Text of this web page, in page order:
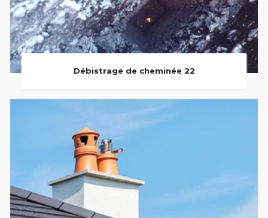
Débistrage de cheminée 22